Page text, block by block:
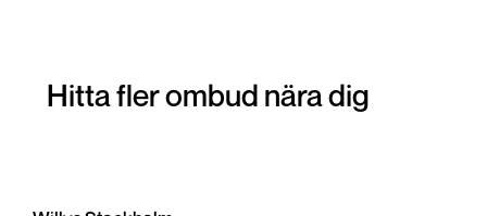
Hitta fler ombud nära dig